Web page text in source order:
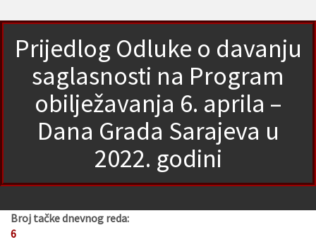
Prijedlog Odluke o davanju
saglasnosti na Program
obilježavanja 6. aprila –
Dana Grada Sarajeva u
2022. godini
Broj tačke dnevnog reda:
6